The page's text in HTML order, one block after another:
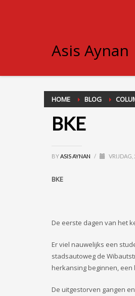
Asis Aynan
HOME BLOG
BKE
BYASIS AYNAN / VRIJDAG,
BKE
De eerste dagen van het
Er viel nauwelijks een
stadsautoweg de
herkansing beginnen, een
De uitgestorven gangen